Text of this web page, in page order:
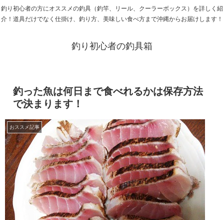
釣り初心者の方にオススメの釣具（釣竿、リール、クーラーボックス）を詳しく紹
介！道具だけでなく仕掛け、釣り方、美味しい食べ方まで沖縄からお届けします！
釣り初心者の釣具箱
釣った魚は何日まで食べれるかは保存方法
で決まります！
おススメ記事